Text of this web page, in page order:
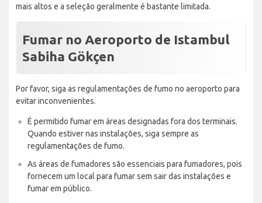
mais altos e a seleção geralmente é bastante limitada.
Fumar no Aeroporto de Istambul
Sabiha Gökçen
Por favor, siga as regulamentações de fumo no aeroporto para
evitar inconvenientes.
É permitido fumar em áreas designadas fora dos terminais.
Quando estiver nas instalações, siga sempre as
regulamentações de fumo.
As áreas de fumadores são essenciais para fumadores, pois
fornecem um local para fumar sem sair das instalações e
fumar em público.